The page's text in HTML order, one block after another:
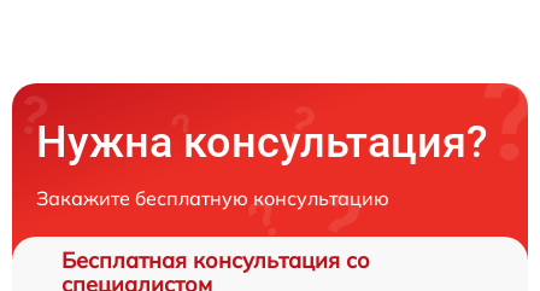
Нужна консультация?
Закажите бесплатную консультацию
Бесплатная консультация со
специалистом